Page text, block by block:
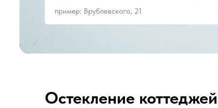
Остекление